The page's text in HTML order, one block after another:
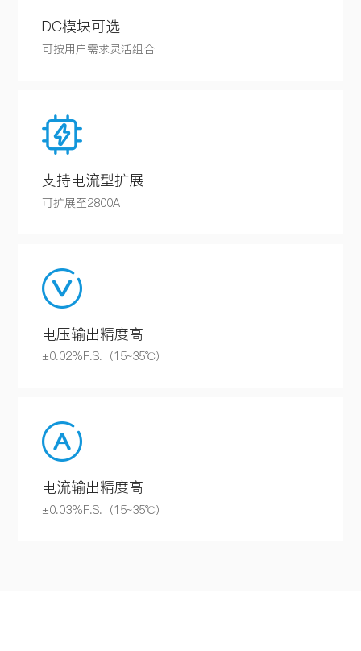
DC模块可选
可按用户需求灵活组合
支持电流型扩展
可扩展至2800A
电压输出精度高
±0.02%F.S.（15~35℃）
电流输出精度高
±0.03%F.S.（15~35℃）